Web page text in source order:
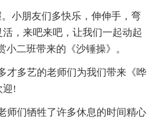
小朋友们多快乐，伸伸手，弯
，来吧来吧，让我们一起动起
二班带来的《沙锤操》。
才多艺的老师们为我们带来《哗
迎!
师们牺牲了许多休息的时间精心